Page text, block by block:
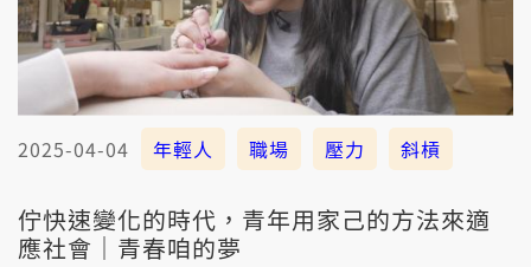
2025-04-04 年輕人 職場 壓力 斜槓
佇快速變化的時代，青年用家己的方法來適
應社會｜青春咱的夢